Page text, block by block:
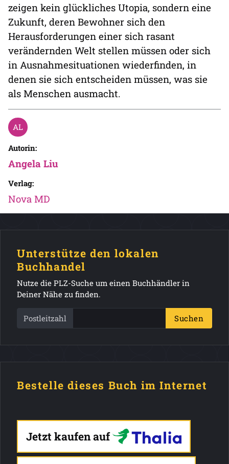
zeigen kein glückliches Utopia, sondern eine
Zukunft, deren Bewohner sich den
Herausforderungen einer sich rasant
verändernden Welt stellen müssen oder sich
in Ausnahmesituationen wiederfinden, in
denen sie sich entscheiden müssen, was sie
als Menschen ausmacht.
Autorin:
Angela Liu
Verlag:
Nova MD
Unterstütze den lokalen
Buchhandel
Nutze die PLZ-Suche um einen Buchhändler in
Deiner Nähe zu finden.
Postleitzahl Suchen
Bestelle dieses Buch im Internet
Jetzt kaufen auf